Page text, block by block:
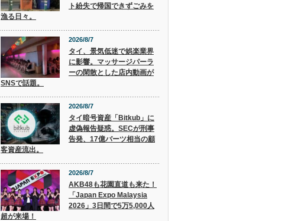
ト紛失で帰国できずごみを
漁る日々。
2026/8/7
タイ、景気低迷で娯楽業界
に影響。マッサージパーラ
ーの閑散とした店内動画が
SNSで話題。
2026/8/7
タイ暗号資産「Bitkub」に
虚偽報告疑惑。SECが刑事
告発、17億バーツ相当の顧
客資産流出。
2026/8/7
AKB48も花園直道も来た！
「Japan Expo Malaysia
2026」3日間で5万5,000人
超が来場！